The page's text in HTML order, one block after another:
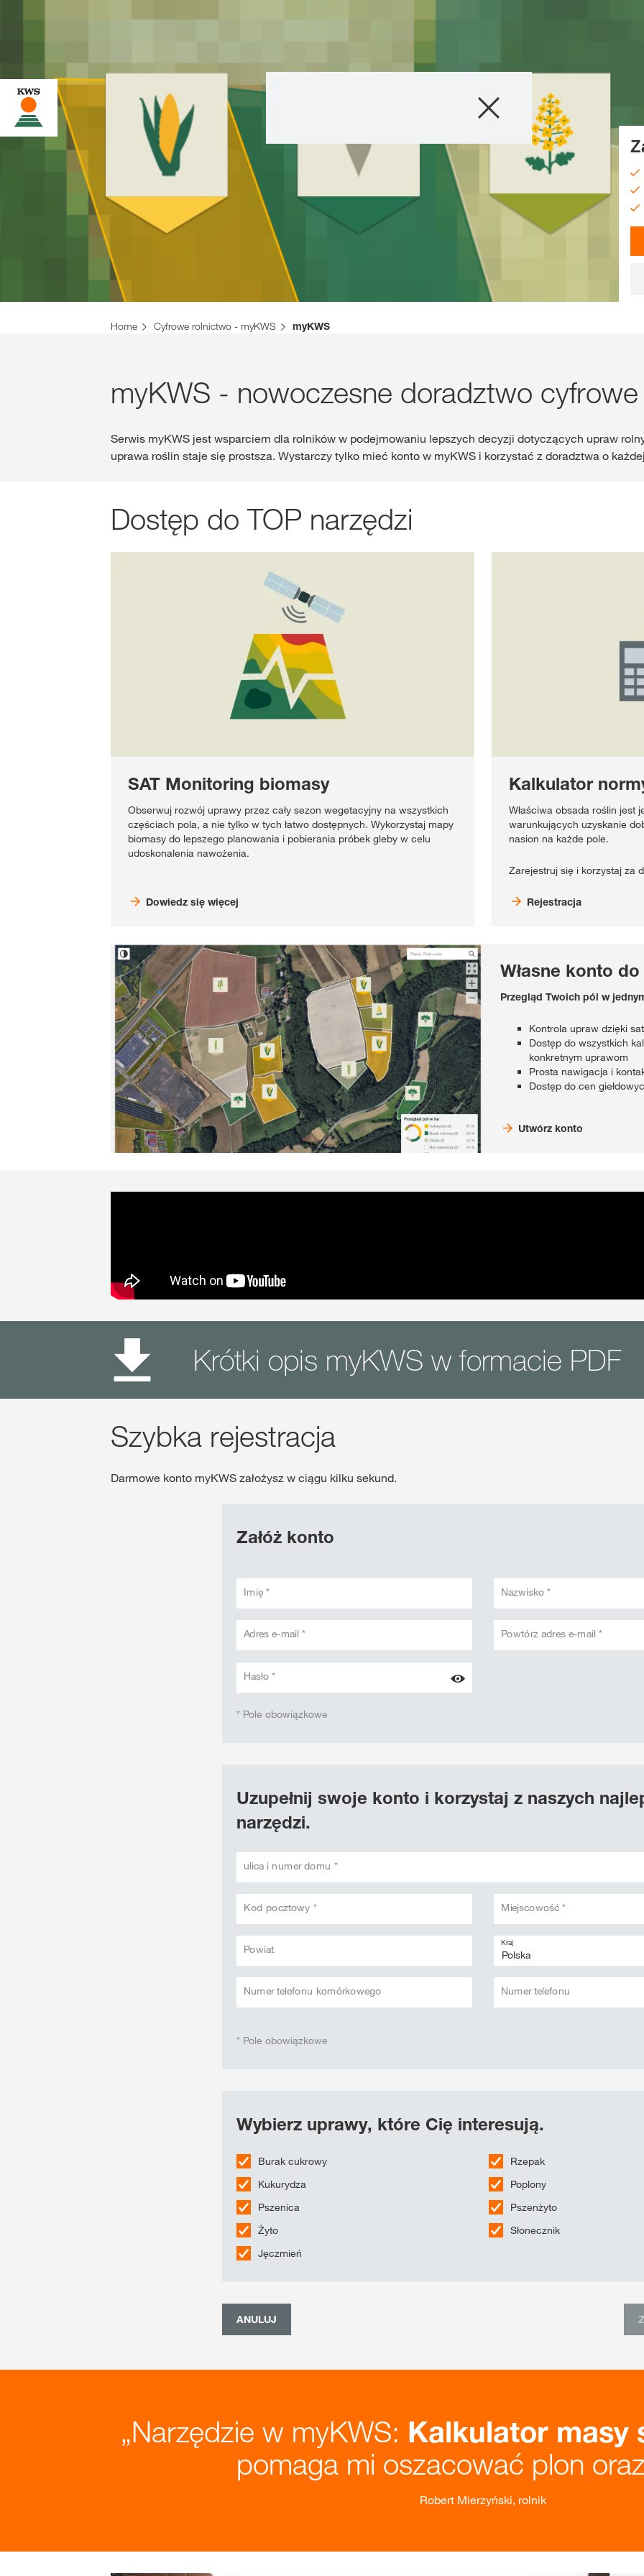
Produkty
Doradztwo
Promocje
Co nowego?
Cyfrowe
Sklep
myKWS
wsparcie dla
Grupy KWS
kws.com/
Home Cyfrowe rolnictwo - myKWS myKWS
myKWS - nowoczesne doradztwo cyfrowe
Serwis myKWS jest wsparciem dla rolników w podejmowaniu lepszych decyzji dotyczących upraw
uprawa roślin staje się prostsza. Wystarczy tylko mieć konto w myKWS i korzystać z doradztwa o
Dostęp do TOP narzędzi
SAT Monitoring biomasy
Obserwuj rozwój uprawy przez cały sezon wegetacyjny na wszystkich
częściach pola, a nie tylko w tych łatwo dostępnych. Wykorzystaj mapy
biomasy do lepszego planowania i pobierania próbek gleby w celu
udoskonalenia nawożenia.
Dowiedz się więcej
Kalkulator
Właściwa obsada roślin jest
warunkujących uzyskanie
nasion na każde pole.
Zarejestruj się i korzystaj za
Rejestracja
Własne konto
Przegląd Twoich pól w
Kontrola upraw dzięki
Dostęp do wszystkich
konkretnym uprawom
Prosta nawigacja i
Dostęp do cen
Utwórz konto
Krótki opis myKWS w formacie PDF
Szybka rejestracja
Darmowe konto myKWS założysz w ciągu kilku sekund.
Załóż konto
Imię * Nazwisko *
Adres e-mail * Powtórz adres e-mail *
Hasło *
* Pole obowiązkowe
Uzupełnij swoje konto i korzystaj z naszych
narzędzi.
ulica i numer domu *
Kod pocztowy * Miejscowość *
Powiat
Kraj
Numer telefonu komórkowego Numer telefonu
* Pole obowiązkowe
Wybierz uprawy, które Cię interesują.
Burak cukrowy
Kukurydza
Pszenica
Żyto
Jęczmień
Rzepak
Poplony
Pszenżyto
Słonecznik
ANULUJ
Narzędzie w myKWS: Kalkulator masy
pomaga mi oszacować plon
Robert Mierzyński, rolnik